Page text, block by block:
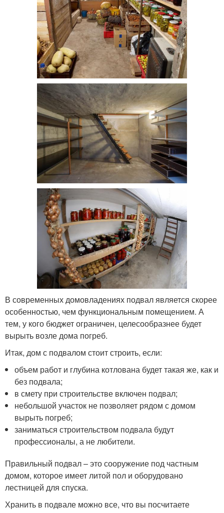
В современных домовладениях подвал является скорее
особенностью, чем функциональным помещением. А
тем, у кого бюджет ограничен, целесообразнее будет
вырыть возле дома погреб.
Итак, дом с подвалом стоит строить, если:
объем работ и глубина котлована будет такая же, как и
без подвала;
в смету при строительстве включен подвал;
небольшой участок не позволяет рядом с домом
вырыть погреб;
заниматься строительством подвала будут
профессионалы, а не любители.
Правильный подвал – это сооружение под частным
домом, которое имеет литой пол и оборудовано
лестницей для спуска.
Хранить в подвале можно все, что вы посчитаете